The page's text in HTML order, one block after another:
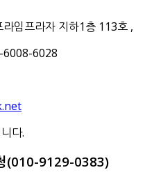
임프라자 지하1층 113호 ,
6008-6028
다.
(010-9129-0383)